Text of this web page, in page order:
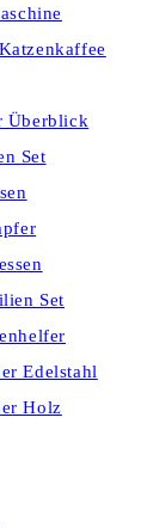
Überblick
Set
Set
Edelstahl
Holz